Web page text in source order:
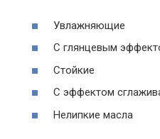
Увлажняющие
С глянцевым
Стойкие
С эффектом
Нелипкие масла